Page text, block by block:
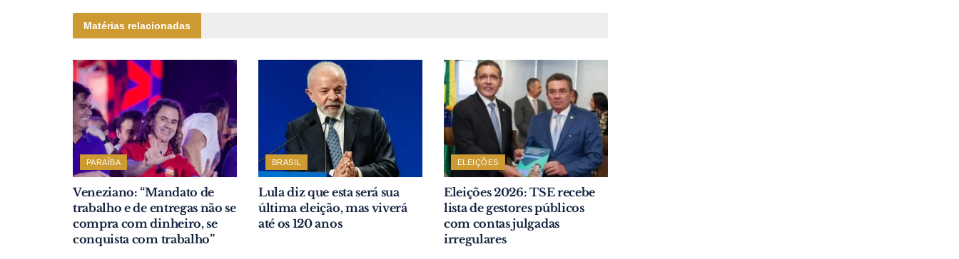
Matérias relacionadas
PARAÍBA
Veneziano: “Mandato de
trabalho e de entregas não se
compra com dinheiro, se
conquista com trabalho”
BRASIL
Lula diz que esta será sua
última eleição, mas viverá
até os 120 anos
ELEIÇÕES
Eleições 2026: TSE recebe
lista de gestores públicos
com contas julgadas
irregulares